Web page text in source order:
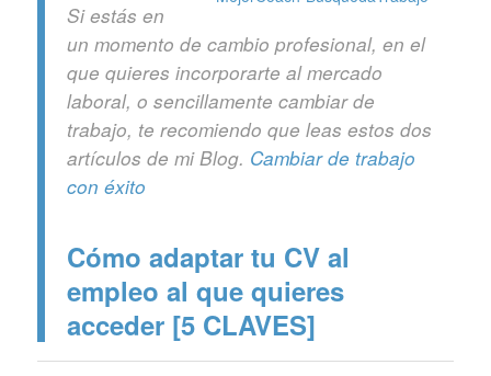
Si estás en
un momento de cambio profesional, en el
que quieres incorporarte al mercado
laboral, o sencillamente cambiar de
trabajo, te recomiendo que leas estos dos
artículos de mi Blog. Cambiar de trabajo
con éxito
Cómo adaptar tu CV al
empleo al que quieres
acceder [5 CLAVES]